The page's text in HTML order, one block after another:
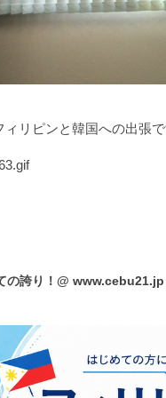
ィリピンと韓国への出張
の誇り！@ www.cebu21.jp